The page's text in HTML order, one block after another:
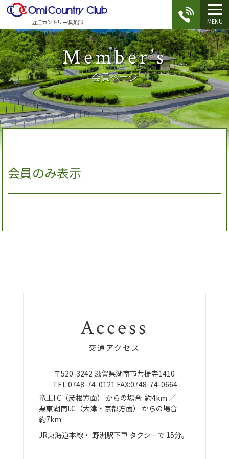
近江カントリー倶楽部 MENU
Member’s
会員ページ
会員のみ表示
Access
交通アクセス
〒520-3242 滋賀県湖南市菩提寺1410
TEL:0748-74-0121 FAX:0748-74-0664
竜王I.C（彦根方面） からの場合 約4km ／
栗東湖南I.C（大津・京都方面）
からの場合
約7km
JR東海道本線・ 野洲駅下車 タクシーで 15分。